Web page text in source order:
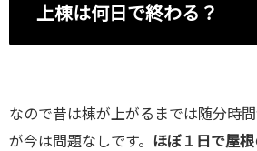
上棟は何日で終わる？
なので昔は棟が上がるまでは随分時
が今は問題なしです。 ほぼ１日で屋